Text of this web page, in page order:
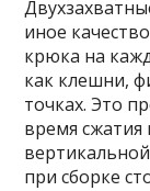
иное
крюка на
как клешни,
точках. Это
время сжатия
при сборке